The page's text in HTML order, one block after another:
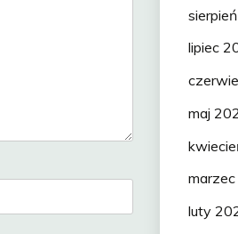
lipiec
maj
luty